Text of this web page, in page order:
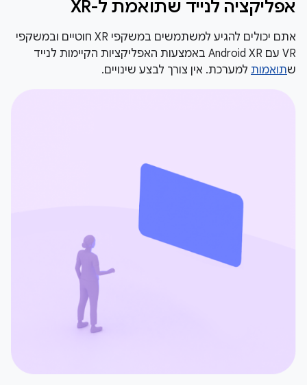
אפליקציה לנייד שתואמת ל-XR
אתם יכולים להגיע למשתמשים במשקפי XR חוטיים ובמשקפי
VR עם Android XR באמצעות האפליקציות הקיימות לנייד
שתואמות למערכת. אין צורך לבצע שינויים.